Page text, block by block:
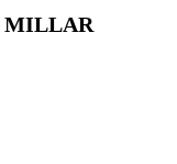
MILLAR